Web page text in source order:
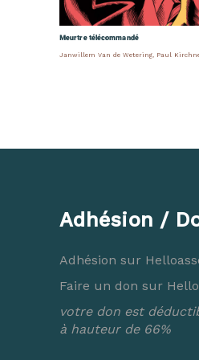
Meurtre télécommandé
Janwillem Van de Wetering, Paul
Adhésion /
Adhésion sur
Faire un don sur
votre don est
à hauteur de 66%